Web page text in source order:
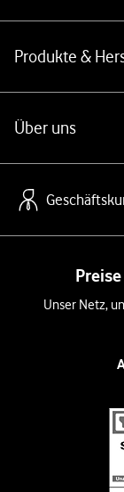
Produkte &
Über uns
Unser Netz,